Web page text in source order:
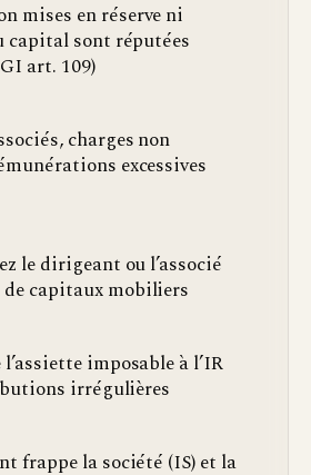
mises en réserve ni
capital sont réputées
art. 109)
charges non
excessives
le dirigeant ou l’associé
de capitaux mobiliers
imposable à l’IR
irrégulières
frappe la société (IS) et la